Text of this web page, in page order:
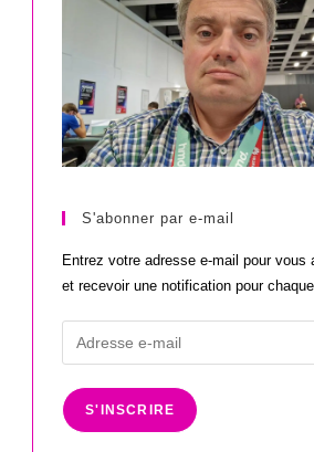
S'abonner par e-mail
Entrez votre adresse e-mail pour vous
et recevoir une notification pour
Adresse
e-
mail
S'INSCRIRE